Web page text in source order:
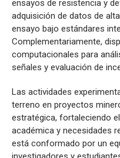
ensayos de resistencia y
adquisición de datos de
ensayo bajo estándares
Complementariamente,
computacionales para
señales y evaluación de
Las actividades
terreno en proyectos
estratégica, fortaleciendo
académica y necesidades
está conformado por un